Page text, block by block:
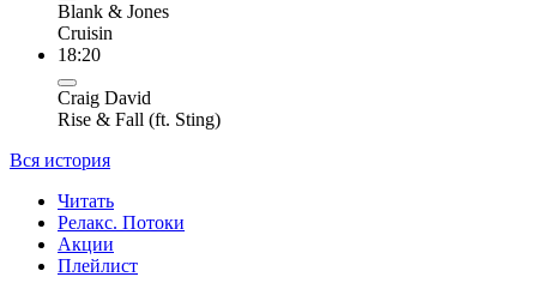
Blank & Jones
Cruisin
18:20
Craig David
Rise & Fall (ft. Sting)
Вся история
Читать
Релакс. Потоки
Акции
Плейлист